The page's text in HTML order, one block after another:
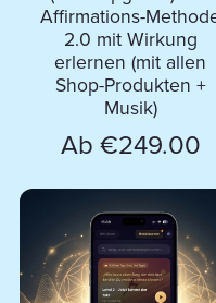
Affirmations-
2.0 mit Wirkung
erlernen (mit allen
Shop-Produkten +
Musik)
Ab €249.00